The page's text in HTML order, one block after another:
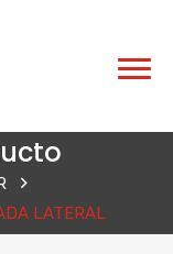
LATERAL